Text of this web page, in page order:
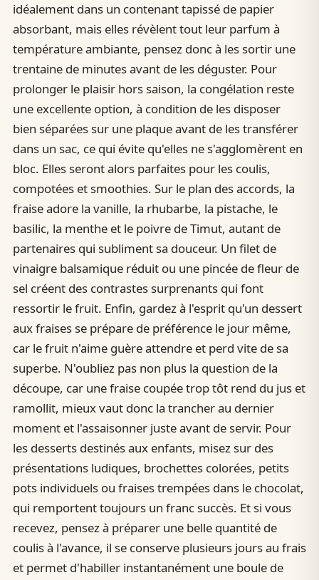
idéalement dans un contenant tapissé de papier
absorbant, mais elles révèlent tout leur parfum à
température ambiante, pensez donc à les sortir une
trentaine de minutes avant de les déguster. Pour
prolonger le plaisir hors saison, la congélation reste
une excellente option, à condition de les disposer
bien séparées sur une plaque avant de les transférer
dans un sac, ce qui évite qu'elles ne s'agglomèrent en
bloc. Elles seront alors parfaites pour les coulis,
compotées et smoothies. Sur le plan des accords, la
fraise adore la vanille, la rhubarbe, la pistache, le
basilic, la menthe et le poivre de Timut, autant de
partenaires qui subliment sa douceur. Un filet de
vinaigre balsamique réduit ou une pincée de fleur de
sel créent des contrastes surprenants qui font
ressortir le fruit. Enfin, gardez à l'esprit qu'un dessert
aux fraises se prépare de préférence le jour même,
car le fruit n'aime guère attendre et perd vite de sa
superbe. N'oubliez pas non plus la question de la
découpe, car une fraise coupée trop tôt rend du jus et
ramollit, mieux vaut donc la trancher au dernier
moment et l'assaisonner juste avant de servir. Pour
les desserts destinés aux enfants, misez sur des
présentations ludiques, brochettes colorées, petits
pots individuels ou fraises trempées dans le chocolat,
qui remportent toujours un franc succès. Et si vous
recevez, pensez à préparer une belle quantité de
coulis à l'avance, il se conserve plusieurs jours au frais
et permet d'habiller instantanément une boule de